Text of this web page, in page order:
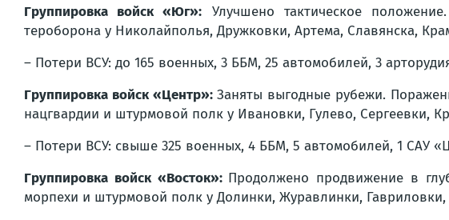
Группировка войск «Юг»: Улучшено тактическое
тероборона у Николайполья, Дружковки, Артема, Славянска,
– Потери ВСУ: до 165 военных, 3 ББМ, 25 автомобилей, 3
Группировка войск «Центр»:Заняты выгодные рубежи.
нацгвардии и штурмовой полк у Ивановки, Гулево, Сергеевки,
– Потери ВСУ: свыше 325 военных, 4 ББМ, 5 автомобилей, 1 САУ
Группировка войск «Восток»: Продолжено продвижение в
морпехи и штурмовой полк у Долинки, Журавлинки,